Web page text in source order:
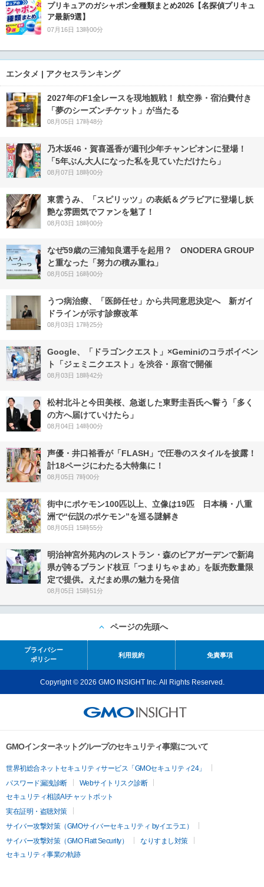
プリキュアのガシャポン全種類まとめ2026【名探偵プリキュ
ア最新9選】
07月16日 13時00分
エンタメ | アクセスランキング
2027年のF1全レースを現地観戦！ 航空券・宿泊費付き
「夢のシーズンチケット」が当たる
08月05日 17時48分
乃木坂46・賀喜遥香が週刊少年チャンピオンに登場！
「5年ぶん大人になった私を見ていただけたら」
08月07日 18時00分
東雲うみ、「スピリッツ」の表紙＆グラビアに登場し妖
艶な雰囲気でファンを魅了！
08月03日 18時00分
なぜ59歳の三浦知良選手を起用？ ONODERA GROUP
と重なった「努力の積み重ね」
08月05日 16時00分
うつ病治療、「医師任せ」から共同意思決定へ 新ガイ
ドラインが示す診療改革
08月03日 17時25分
Google、「ドラゴンクエスト」×Geminiのコラボイベン
ト「ジェミニクエスト」を渋谷・原宿で開催
08月03日 18時42分
松村北斗と今田美桜、急逝した東野圭吾氏へ誓う「多く
の方へ届けていけたら」
08月04日 14時00分
声優・井口裕香が「FLASH」で圧巻のスタイルを披露！
計18ページにわたる大特集に！
08月05日 7時00分
街中にポケモン100匹以上、立像は19匹 日本橋・八重
洲で“伝説のポケモン”を巡る謎解き
08月05日 15時55分
明治神宮外苑内のレストラン・森のビアガーデンで新潟
県が誇るブランド枝豆「つまりちゃまめ」を販売数量限
定で提供。えだまめ県の魅力を発信
08月05日 15時51分
ページの先頭へ
プライバシー
ポリシー
利用規約 免責事項
Copyright © 2026 GMO INSIGHT Inc. All Rights Reserved.
GMOインターネットグループのセキュリティ事業について
世界初総合ネットセキュリティサービス「GMOセキュリティ24」
パスワード漏洩診断
Webサイトリスク診断
セキュリティ相談AIチャットボット
実在証明・盗聴対策
サイバー攻撃対策（GMOサイバーセキュリティ byイエラエ）
サイバー攻撃対策（GMO Flatt Security）
なりすまし対策
セキュリティ事業の軌跡